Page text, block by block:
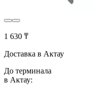
1 630 ₸
Доставка в Актау
До терминала
в Актау: